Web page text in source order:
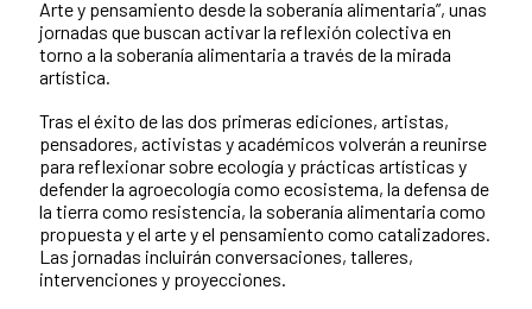
Arte y pensamiento desde la soberanía alimentaria”, unas
jornadas que buscan activar la reflexión colectiva en
torno a la soberanía alimentaria a través de la mirada
artística.
Tras el éxito de las dos primeras ediciones, artistas,
pensadores, activistas y académicos volverán a reunirse
para reflexionar sobre ecología y prácticas artísticas y
defender la agroecología como ecosistema, la defensa de
la tierra como resistencia, la soberanía alimentaria como
propuesta y el arte y el pensamiento como catalizadores.
Las jornadas incluirán conversaciones, talleres,
intervenciones y proyecciones.